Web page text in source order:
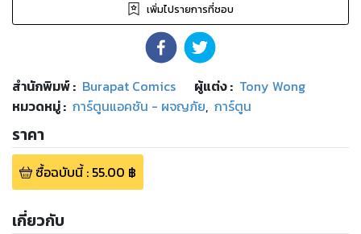
เพิ่มไปรายการที่ชอบ
สำนักพิมพ์: Burapat Comics ผู้แต่ง : Tony Wong
หมวดหมู่: การ์ตูนแอคชัน - ผจญภัย, การ์ตูน
ราคา
ซื้อฉบับนี้: 55.00 ฿
เกี่ยวกับ